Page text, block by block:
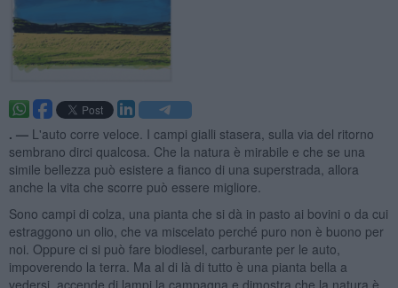
. — L'auto corre veloce. I campi gialli stasera, sulla via del ritorno
sembrano dirci qualcosa. Che la natura è mirabile e che se una
simile bellezza può esistere a fianco di una superstrada, allora
anche la vita che scorre può essere migliore.
Sono campi di colza, una pianta che si dà in pasto ai bovini o da cui
estraggono un olio, che va miscelato perché puro non è buono per
noi. Oppure ci si può fare biodiesel, carburante per le auto,
impoverendo la terra. Ma al di là di tutto è una pianta bella a
vedersi, accende di lampi la campagna e dimostra che la natura è